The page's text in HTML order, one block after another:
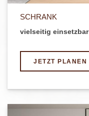
SCHRANK
vielseitig einsetzbar
JETZT PLANEN